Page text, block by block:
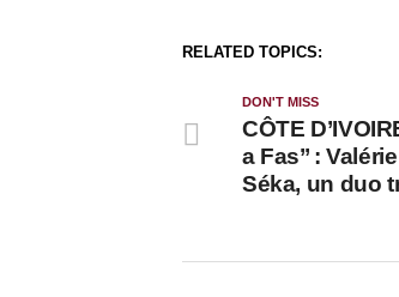
RELATED TOPICS:
DON'T MISS
CÔTE
a Fas’’ :
Séka, un duo